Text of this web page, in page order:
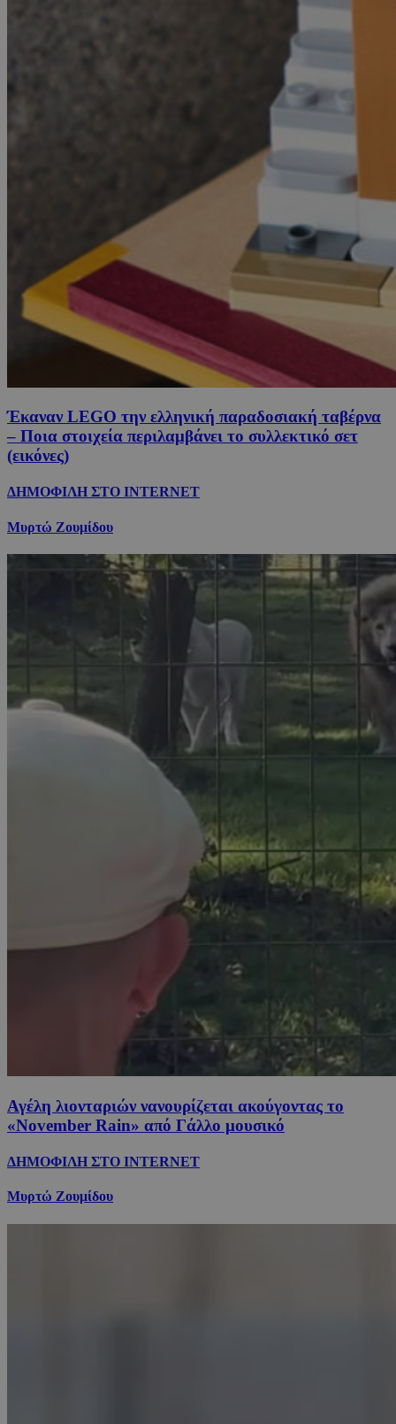
Έκαναν LEGO την ελληνική παραδοσιακή ταβέρνα
– Ποια στοιχεία περιλαμβάνει το συλλεκτικό σετ
(εικόνες)
ΔΗΜΟΦΙΛΗ ΣΤΟ INTERNET
Μυρτώ Ζουμίδου
Αγέλη λιονταριών νανουρίζεται ακούγοντας το
«November Rain» από Γάλλο μουσικό
ΔΗΜΟΦΙΛΗ ΣΤΟ INTERNET
Μυρτώ Ζουμίδου